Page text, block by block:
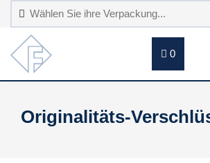
0
Originalitäts-